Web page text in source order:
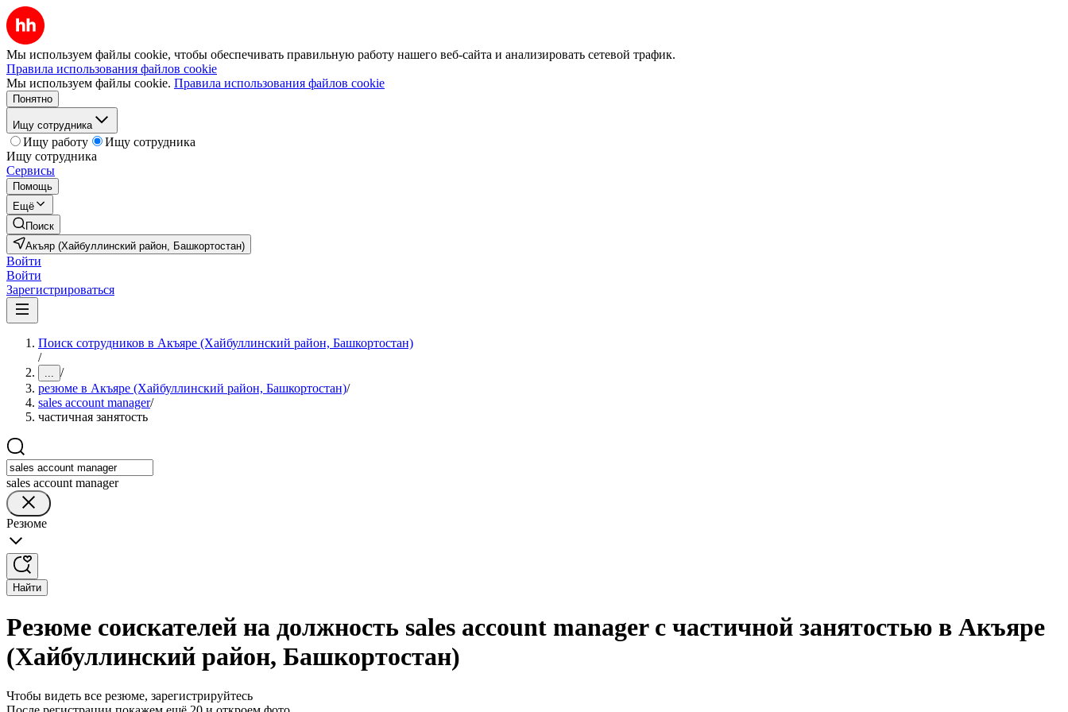
Мы используем файлы cookie, чтобы обеспечивать правильную работу нашего веб-сайта и анализировать сетевой трафик.
Правила использования файлов cookie
Мы используем файлы cookie. Правила использования файлов cookie
Понятно
Ищу сотрудника
Ищу работу
Ищу сотрудника
Ищу сотрудника
Сервисы
Помощь
Ещё
Поиск
Акъяр (Хайбуллинский район, Башкортостан)
Войти
Войти
Зарегистрироваться
Поиск сотрудников в Акъяре (Хайбуллинский район, Башкортостан)
/
... /
резюме в Акъяре (Хайбуллинский район, Башкортостан)/
sales account manager/
частичная занятость
sales account manager
Резюме
Найти
Резюме соискателей на должность sales account manager с частичной занятостью в Акъяре
(Хайбуллинский район, Башкортостан)
Чтобы видеть все резюме, зарегистрируйтесь